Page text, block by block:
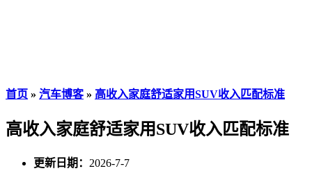
首页 » 汽车博客» 高收入家庭舒适家用SUV收入匹配标准
高收入家庭舒适家用SUV收入匹配标准
更新日期： 2026-7-7